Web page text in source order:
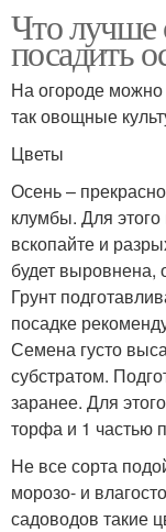
Что лучше
посадить
На огороде можно
так овощные
Цветы
Осень –
клумбы. Для
вскопайте и
будет выровнена,
Грунт
посадке
Семена густо
субстратом.
заранее. Для
торфа и 1 частью
Не все сорта
морозо- и
садоводов такие